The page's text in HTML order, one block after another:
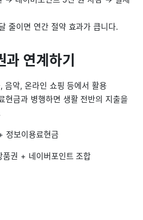
줄이면 연간 절약 효과가 큽니다.
연계하기
음악, 온라인 쇼핑 등에서 활용
현금과 병행하면 생활 전반의 지출을
정보이용료현금
품권 + 네이버포인트 조합